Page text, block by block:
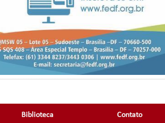
Biblioteca Contato